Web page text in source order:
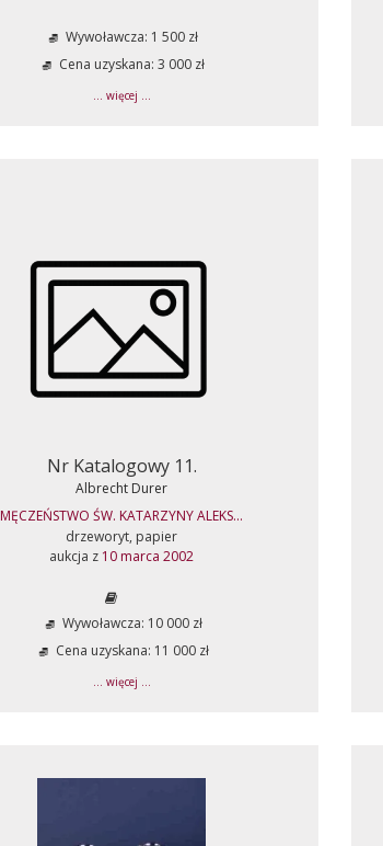
Wywoławcza: 1 500 zł
Cena uzyskana: 3 000 zł
... więcej ...
Nr Katalogowy 11.
Albrecht Durer
MĘCZEŃSTWO ŚW. KATARZYNY ALEKS...
drzeworyt, papier
aukcja z 10 marca 2002
Wywoławcza: 10 000 zł
Cena uzyskana: 11 000 zł
... więcej ...